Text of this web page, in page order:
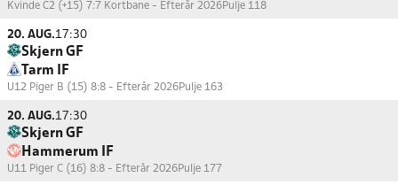
Kvinde C2 (+15) 7:7 Kortbane - Efterår 2026Pulje 118
20. AUG.17:30
Skjern GF
Tarm IF
U12 Piger B (15) 8:8 - Efterår 2026Pulje 163
20. AUG.17:30
Skjern GF
Hammerum IF
U11 Piger C (16) 8:8 - Efterår 2026Pulje 177